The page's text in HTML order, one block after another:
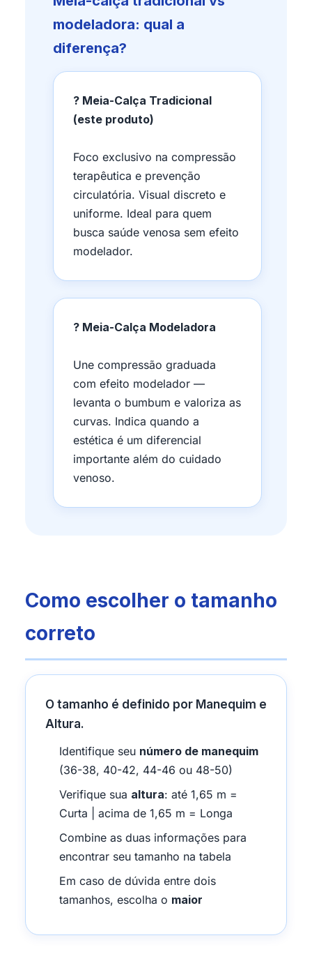
modeladora: qual a
diferença?
? Meia-Calça Tradicional
(este produto)
Foco exclusivo na compressão
terapêutica e prevenção
circulatória. Visual discreto e
uniforme. Ideal para quem
busca saúde venosa sem efeito
modelador.
? Meia-Calça Modeladora
Une compressão graduada
com efeito modelador —
levanta o bumbum e valoriza as
curvas. Indica quando a
estética é um diferencial
importante além do cuidado
venoso.
Como escolher o tamanho
correto
O tamanho é definido por Manequim e
Altura.
Identifique seu número de manequim
(36-38, 40-42, 44-46 ou 48-50)
Verifique sua altura: até 1,65 m =
Curta | acima de 1,65 m = Longa
Combine as duas informações para
encontrar seu tamanho na tabela
Em caso de dúvida entre dois
tamanhos, escolha o maior